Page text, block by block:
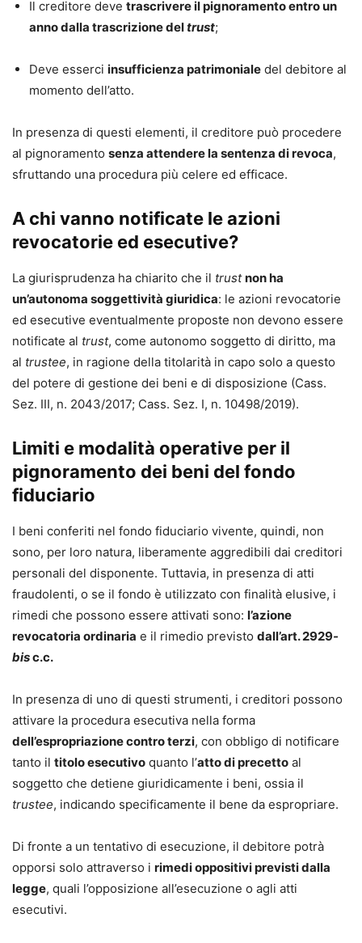
Il creditore deve trascrivere il pignoramento entro un
anno dalla trascrizione deltrust;
Deve esserci insufficienza patrimoniale del debitore al
momento dell’atto.
In presenza di questi elementi, il creditore può procedere
al pignoramento senza attendere la sentenza di revoca,
sfruttando una procedura più celere ed efficace.
A chi vanno notificate le azioni
revocatorie ed esecutive?
La giurisprudenza ha chiarito che il trust non ha
un’autonoma soggettività giuridica: le azioni revocatorie
ed esecutive eventualmente proposte non devono essere
notificate al trust, come autonomo soggetto di diritto, ma
al trustee, in ragione della titolarità in capo solo a questo
del potere di gestione dei beni e di disposizione (Cass.
Sez. III, n. 2043/2017; Cass. Sez. I, n. 10498/2019).
Limiti e modalità operative per il
pignoramento dei beni del fondo
fiduciario
I beni conferiti nel fondo fiduciario vivente, quindi, non
sono, per loro natura, liberamente aggredibili dai creditori
personali del disponente. Tuttavia, in presenza di atti
fraudolenti, o se il fondo è utilizzato con finalità elusive, i
rimedi che possono essere attivati sono: l’azione
revocatoria ordinaria e il rimedio previsto dall’art. 2929-
bisc.c.
In presenza di uno di questi strumenti, i creditori possono
attivare la procedura esecutiva nella forma
dell’espropriazione contro terzi, con obbligo di notificare
tanto il titolo esecutivo quanto l’atto di precetto al
soggetto che detiene giuridicamente i beni, ossia il
trustee, indicando specificamente il bene da espropriare.
Di fronte a un tentativo di esecuzione, il debitore potrà
opporsi solo attraverso i rimedi oppositivi previsti dalla
legge, quali l’opposizione all’esecuzione o agli atti
esecutivi.